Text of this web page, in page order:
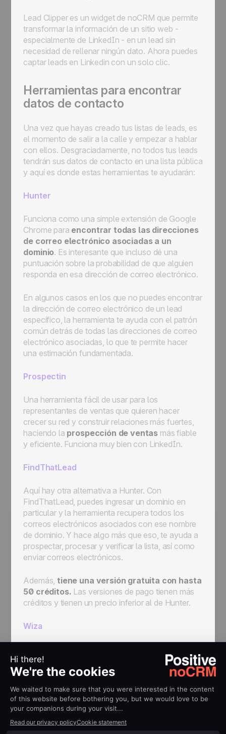
Lead Clipper es un widget de noCRM que permite
transformar la información de un sitio web -
especialmente de LinkedIn - en un lead sin
necesidad de rellenar ningún dato. Ahora puedes
captar leads en Linkedin con un solo clic.
Herramientas para encontrar
datos de contacto
Una vez que hayas creado tus listas de leads, es
el momento de salir a la calle y empezar a hablar
con ellos. Desgraciadamente, no todos tus leads
tendrán sus datos de contacto en una lista pública
y aquí es donde estas herramientas te ayudarán:
Hunter
Funciona como una simple extensión de Google
Chrome para encontrar todas las direcciones
de correo electrónico asociadas a un
dominio. Es interesante que incluso dé una
puntuación sobre la probabilidad de que alguien
responda en esa dirección de correo electrónico.
En algunos casos en los que no puedes encontrar
la dirección de correo electrónico de un lead
específico, la herramienta te ayuda con el patrón
común detrás de todas las direcciones de correo
electrónico asociadas, lo que te permite hacer
una estimación fundamentada.
Prospectin
Una herramienta fácil de usar para los
representantes de ventas que quieren hacer
crecer su red y construir relaciones más fuertes,
haciendo la prospección de ventas más fiable
y eficiente. Funciona muy bien con LinkedIn.
FindThatLead
Aquí hay otra alternativa a Hunter. Con
FindThatLead, puedes ingresar un dominio en
particular y la herramienta recupera todos los
correos electrónicos asociados con ese nombre
de dominio. Y hace algo más que eso, te ayuda a
prospectar, procesar y verificar la lista, así como
enviar correos electrónicos.
Además,tiene una versión gratuita con hasta
50 créditos. Las versiones de pago tienen más
créditos y tienen un precio inferior al de Hunter.
Wiza
prospección en LinkedIn, Wiza simplifica las
cosas cuando se trata de encontrar información
y en el navegador de ventas de LinkedIn.
herramienta puede ayudar a exportar hasta 2.500